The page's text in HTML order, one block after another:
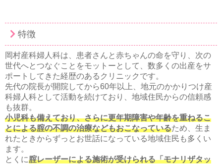
特徴
岡村産科婦人科は、患者さんと赤ちゃんの命を守り、次の
世代へとつなぐことをモットーとして、数多くの出産をサ
ポートしてきた経歴のあるクリニックです。
先代の院長が開院してから60年以上、地元のかかりつけ産
科婦人科として活動を続けており、地域住民からの信頼感
も抜群。
小児科も備えており、さらに更年期障害や年齢を重ねるこ
とによる腟の不調の治療などもおこなっているため、生ま
れたときからずっとお世話になっている地域住民も多くい
ます。
とくに腟レーザーによる施術が受けられる「モナリザタッ